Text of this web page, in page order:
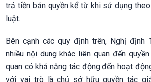
trả tiền bản quyền kể từ khi sử dụng
luật.
Bên cạnh các quy định trên, Nghị định
nhiều nội dung khác liên quan đến
quan có khả năng tác động đến hoạt
với vai trò là chủ sở hữu quyền tác